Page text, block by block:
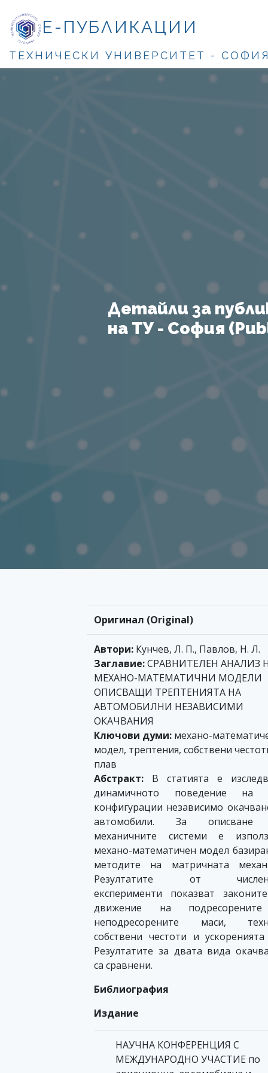
Е-ПУБЛИКАЦИИ
ТЕХНИЧЕСКИ УНИВЕРСИТЕТ -
Детайли за
на ТУ - София
Оригинал (Original)
Автори: Кунчев, Л. П., Павлов, Н. Л.
Заглавие:СРАВНИТЕЛЕН АНАЛИЗ
МЕХАНО-МАТЕМАТИЧНИ МОДЕЛИ
ОПИСВАЩИ ТРЕПТЕНИЯТА НА
АВТОМОБИЛНИ НЕЗАВИСИМИ
ОКАЧВАНИЯ
Ключови думи: механо-
модел, трептения, собствени
плав
Абстракт: В статията е
динамичното поведение на
конфигурации независимо
автомобили. За
механичните системи е
механо-математичен модел
методите на матричната
Резултатите от
експерименти показват
движение на
неподресорените маси,
собствени честоти и
Резултатите за двата вида
са сравнени.
Библиография
Издание
НАУЧНА КОНФЕРЕНЦИЯ С
МЕЖДУНАРОДНО УЧАСТИЕ по